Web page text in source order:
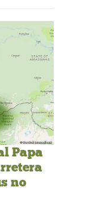
Papa
no